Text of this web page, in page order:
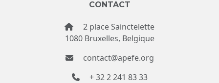
CONTACT
2 place Sainctelette
1080 Bruxelles, Belgique
contact@apefe.org
+ 32 2 241 83 33